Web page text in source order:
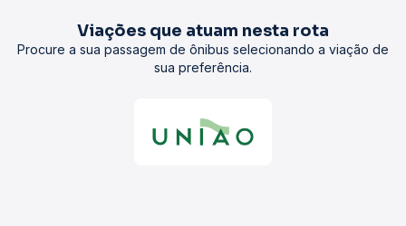
Viações que atuam nesta rota
Procure a sua passagem de ônibus selecionando a viação de
sua preferência.